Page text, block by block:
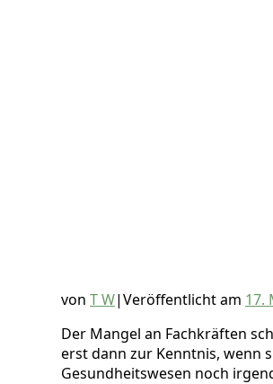
von T W|Veröffentlicht am 17.
Der Mangel an Fachkräften
erst dann zur Kenntnis, wenn
Gesundheitswesen noch